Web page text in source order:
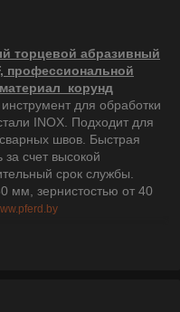
торцевой абразивный
профессиональной
корунд
для обработки
INOX. Подходит для
швов. Быстрая
счет высокой
срок службы.
мм, зернистостью от 40